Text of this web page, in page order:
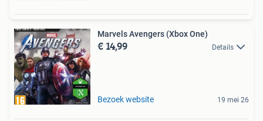
Marvels Avengers (Xbox One)
€ 14,99 Details
Bezoek website 19 mei 26